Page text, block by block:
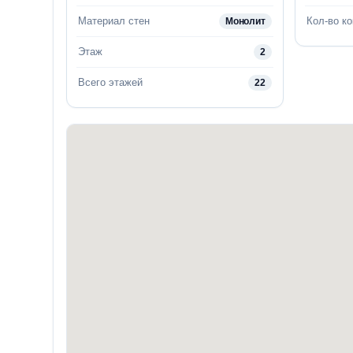
Материал стен Монолит
Этаж 2
Всего этажей 22
Кол-во